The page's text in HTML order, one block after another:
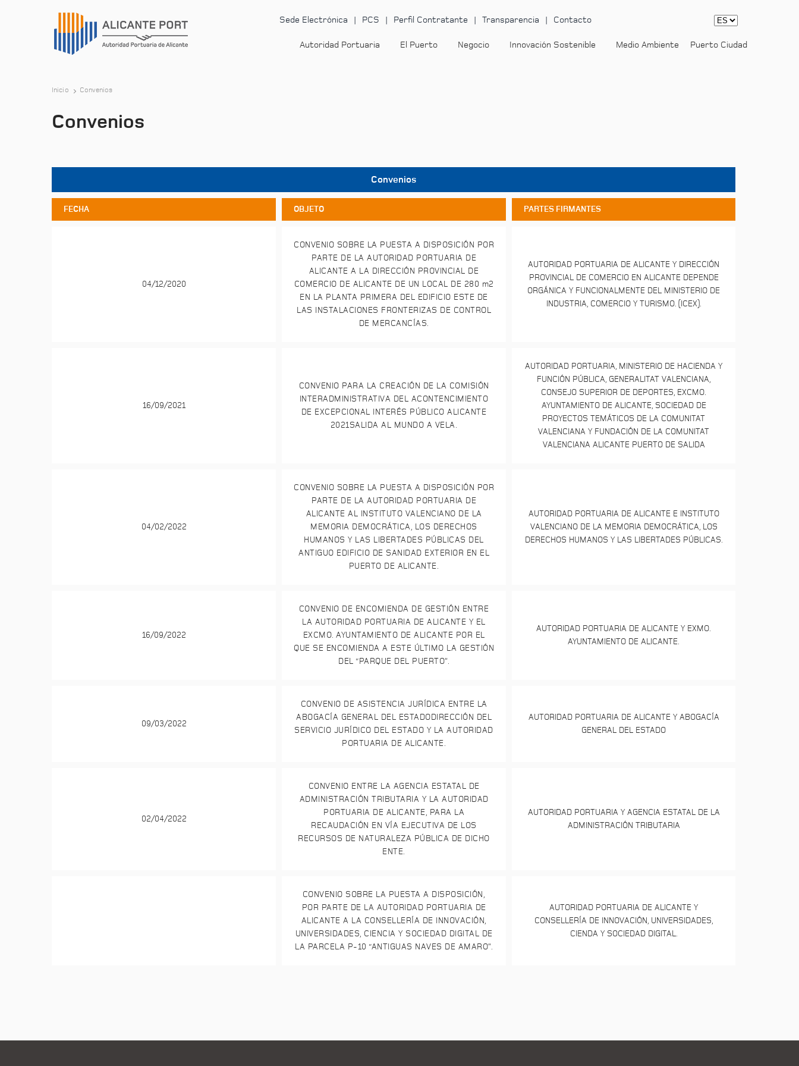
Sede Electrónica PCS Perfil Contratante Transparencia Contacto
Autoridad Portuaria El Puerto Negocio Innovación Sostenible Medio Ambiente Puerto Ciudad
Inicio Convenios
Convenios
Convenios
FECHA OBJETO PARTES FIRMANTES
04/12/2020
CONVENIO SOBRE LA PUESTA A DISPOSICIÓN POR
PARTE DE LA AUTORIDAD PORTUARIA DE
ALICANTE A LA DIRECCIÓN PROVINCIAL DE
COMERCIO DE ALICANTE DE UN LOCAL DE 280 m2
EN LA PLANTA PRIMERA DEL EDIFICIO ESTE DE
LAS INSTALACIONES FRONTERIZAS DE CONTROL
DE MERCANCÍAS.
AUTORIDAD PORTUARIA DE ALICANTE Y DIRECCIÓN
PROVINCIAL DE COMERCIO EN ALICANTE DEPENDE
ORGÁNICA Y FUNCIONALMENTE DEL MINISTERIO DE
INDUSTRIA, COMERCIO Y TURISMO. (ICEX).
16/09/2021
CONVENIO PARA LA CREACIÓN DE LA COMISIÓN
INTERADMINISTRATIVA DEL ACONTENCIMIENTO
DE EXCEPCIONAL INTERÉS PÚBLICO ALICANTE
2021SALIDA AL MUNDO A VELA.
AUTORIDAD PORTUARIA, MINISTERIO DE HACIENDA Y
FUNCIÓN PÚBLICA, GENERALITAT VALENCIANA,
CONSEJO SUPERIOR DE DEPORTES, EXCMO.
AYUNTAMIENTO DE ALICANTE, SOCIEDAD DE
PROYECTOS TEMÁTICOS DE LA COMUNITAT
VALENCIANA Y FUNDACIÓN DE LA COMUNITAT
VALENCIANA ALICANTE PUERTO DE SALIDA
04/02/2022
CONVENIO SOBRE LA PUESTA A DISPOSICIÓN POR
PARTE DE LA AUTORIDAD PORTUARIA DE
ALICANTE AL INSTITUTO VALENCIANO DE LA
MEMORIA DEMOCRÁTICA, LOS DERECHOS
HUMANOS Y LAS LIBERTADES PÚBLICAS DEL
ANTIGUO EDIFICIO DE SANIDAD EXTERIOR EN EL
PUERTO DE ALICANTE.
AUTORIDAD PORTUARIA DE ALICANTE E INSTITUTO
VALENCIANO DE LA MEMORIA DEMOCRÁTICA, LOS
DERECHOS HUMANOS Y LAS LIBERTADES PÚBLICAS.
16/09/2022
CONVENIO DE ENCOMIENDA DE GESTIÓN ENTRE
LA AUTORIDAD PORTUARIA DE ALICANTE Y EL
EXCMO. AYUNTAMIENTO DE ALICANTE POR EL
QUE SE ENCOMIENDA A ESTE ÚLTIMO LA GESTIÓN
DEL “PARQUE DEL PUERTO”.
AUTORIDAD PORTUARIA DE ALICANTE Y EXMO.
AYUNTAMIENTO DE ALICANTE.
09/03/2022
CONVENIO DE ASISTENCIA JURÍDICA ENTRE LA
ABOGACÍA GENERAL DEL ESTADODIRECCIÓN DEL
SERVICIO JURÍDICO DEL ESTADO Y LA AUTORIDAD
PORTUARIA DE ALICANTE.
AUTORIDAD PORTUARIA DE ALICANTE Y ABOGACÍA
GENERAL DEL ESTADO
02/04/2022
CONVENIO ENTRE LA AGENCIA ESTATAL DE
ADMINISTRACIÓN TRIBUTARIA Y LA AUTORIDAD
PORTUARIA DE ALICANTE, PARA LA
RECAUDACIÓN EN VÍA EJECUTIVA DE LOS
RECURSOS DE NATURALEZA PÚBLICA DE DICHO
ENTE.
AUTORIDAD PORTUARIA Y AGENCIA ESTATAL DE LA
ADMINISTRACIÓN TRIBUTARIA
CONVENIO SOBRE LA PUESTA A DISPOSICIÓN,
POR PARTE DE LA AUTORIDAD PORTUARIA DE
ALICANTE A LA CONSELLERÍA DE INNOVACIÓN,
UNIVERSIDADES, CIENCIA Y SOCIEDAD DIGITAL DE
LA PARCELA P-10 “ANTIGUAS NAVES DE AMARO”.
AUTORIDAD PORTUARIA DE ALICANTE Y
CONSELLERÍA DE INNOVACIÓN, UNIVERSIDADES,
CIENDA Y SOCIEDAD DIGITAL.